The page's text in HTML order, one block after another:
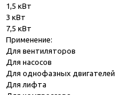
1,5 кВт
3 кВт
7,5 кВт
Применение:
Для вентиляторов
Для насосов
Для однофазных двигателей
Для лифта